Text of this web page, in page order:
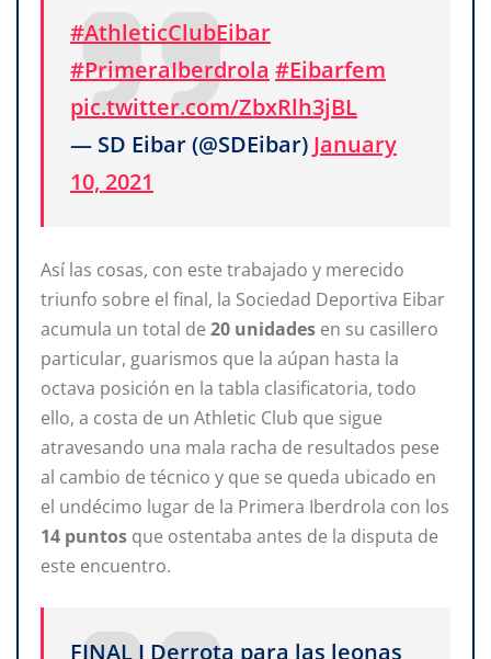
#AthleticClubEibar
#PrimeraIberdrola #Eibarfem
pic.twitter.com/ZbxRlh3jBL
— SD Eibar (@SDEibar) January
10, 2021
Así las cosas, con este trabajado y merecido
triunfo sobre el final, la Sociedad Deportiva Eibar
acumula un total de 20 unidades en su casillero
particular, guarismos que la aúpan hasta la
octava posición en la tabla clasificatoria, todo
ello, a costa de un Athletic Club que sigue
atravesando una mala racha de resultados pese
al cambio de técnico y que se queda ubicado en
el undécimo lugar de la Primera Iberdrola con los
14 puntos que ostentaba antes de la disputa de
este encuentro.
FINAL I Derrota para las leonas